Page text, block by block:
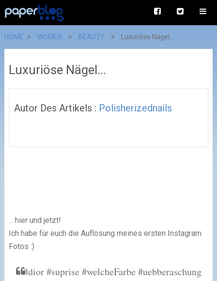
HOME WOMEN BEAUTY Luxuriöse Nägel...
Luxuriöse Nägel...
Autor Des Artikels : Polisherizednails
... hier und jetzt!
Ich habe für euch die Auflösung meines ersten Instagram
Fotos :)
#dior #suprise #welcheFarbe #uebberaschung